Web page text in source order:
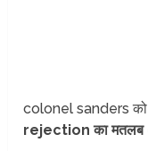
colonel sanders को
rejection का मतलब